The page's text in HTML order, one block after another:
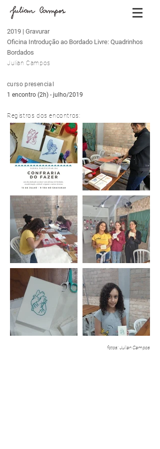
2019 | Gravurar
Oficina Introdução ao Bordado Livre: Quadrinhos
Bordados
Julian Campos
curso presencial
1 encontro (2h) - julho/2019
Registros dos encontros:
fotos: Julian Campos